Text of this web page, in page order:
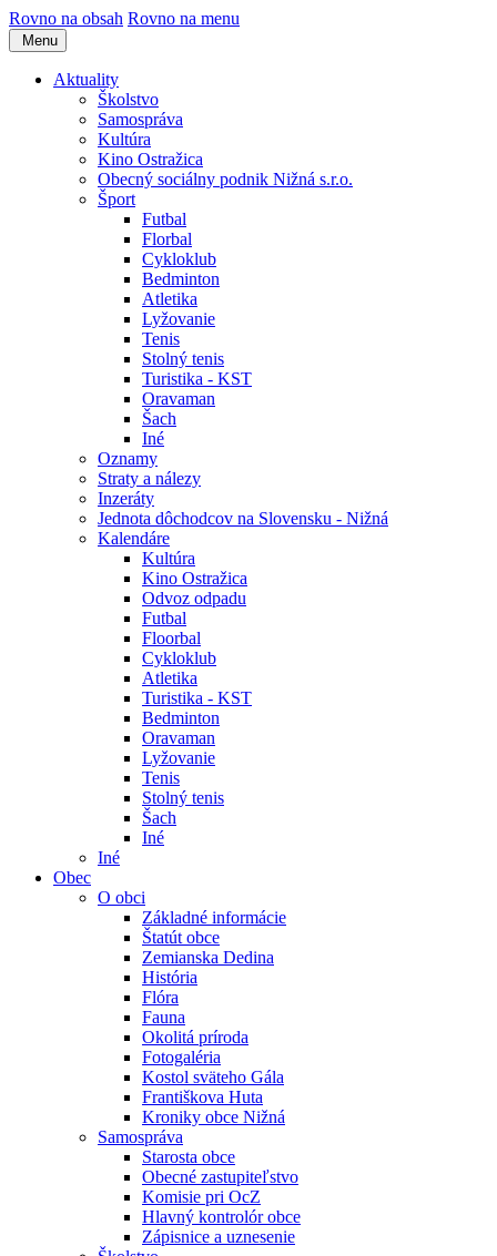
Rovno na obsah Rovno na menu
Menu
Aktuality
Školstvo
Samospráva
Kultúra
Kino Ostražica
Obecný sociálny podnik Nižná s.r.o.
Šport
Futbal
Florbal
Cykloklub
Bedminton
Atletika
Lyžovanie
Tenis
Stolný tenis
Turistika - KST
Oravaman
Šach
Iné
Oznamy
Straty a nálezy
Inzeráty
Jednota dôchodcov na Slovensku - Nižná
Kalendáre
Kultúra
Kino Ostražica
Odvoz odpadu
Futbal
Floorbal
Cykloklub
Atletika
Turistika - KST
Bedminton
Oravaman
Lyžovanie
Tenis
Stolný tenis
Šach
Iné
Iné
Obec
O obci
Základné informácie
Štatút obce
Zemianska Dedina
História
Flóra
Fauna
Okolitá príroda
Fotogaléria
Kostol sväteho Gála
Františkova Huta
Kroniky obce Nižná
Samospráva
Starosta obce
Obecné zastupiteľstvo
Komisie pri OcZ
Hlavný kontrolór obce
Zápisnice a uznesenie